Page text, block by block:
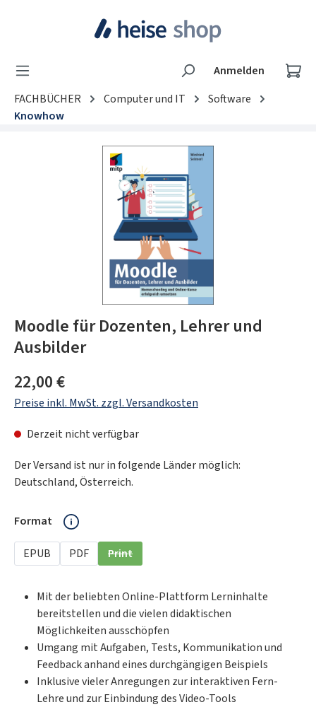
Zum Hauptinhalt springen
Anmelden
FACHBÜCHER
Computer und IT
Software
Knowhow
Bildergalerie überspringen
Moodle für Dozenten, Lehrer und
Ausbilder
Regulärer Preis:
22,00 €
Preise inkl. MwSt. zzgl. Versandkosten
Derzeit nicht verfügbar
Der Versand ist nur in folgende Länder möglich:
Deutschland, Österreich.
Format auswählen
EPUB PDF Print
(Diese Option ist zurzeit nicht verfügbar.)
Mit der beliebten Online-Plattform Lerninhalte
bereitstellen und die vielen didaktischen
Möglichkeiten ausschöpfen
Umgang mit Aufgaben, Tests, Kommunikation und
Feedback anhand eines durchgängigen Beispiels
Inklusive vieler Anregungen zur interaktiven Fern-
Lehre und zur Einbindung des Video-Tools